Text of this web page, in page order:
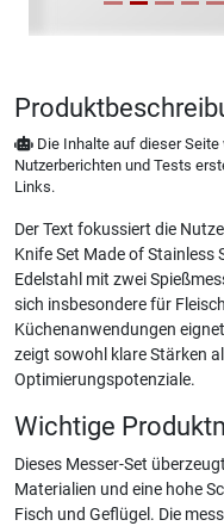
Die Inhalte auf dieser
Nutzerberichten und Tests
Links.
Der Text fokussiert die
Knife Set Made of Stainless
Edelstahl mit zwei
sich insbesondere für
Küchenanwendungen
zeigt sowohl klare Stärken
Optimierungspotenziale.
Wichtige
Dieses Messer-Set
Materialien und eine hohe
Fisch und Geflügel. Die